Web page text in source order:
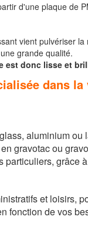
d'une plaque de
vient pulvériser
grande qualité.
est donc lisse et
dans
aluminium
gravotac ou
grâce
et loisirs,
fonction de vos